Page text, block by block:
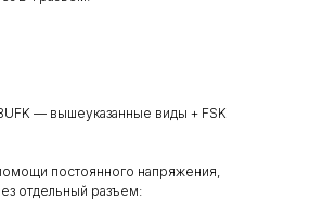
— вышеуказанные виды + FSK
постоянного напряжения,
отдельный разъем: